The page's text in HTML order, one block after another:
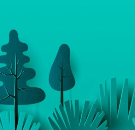
Carol Pessoa
Ju Mirthes